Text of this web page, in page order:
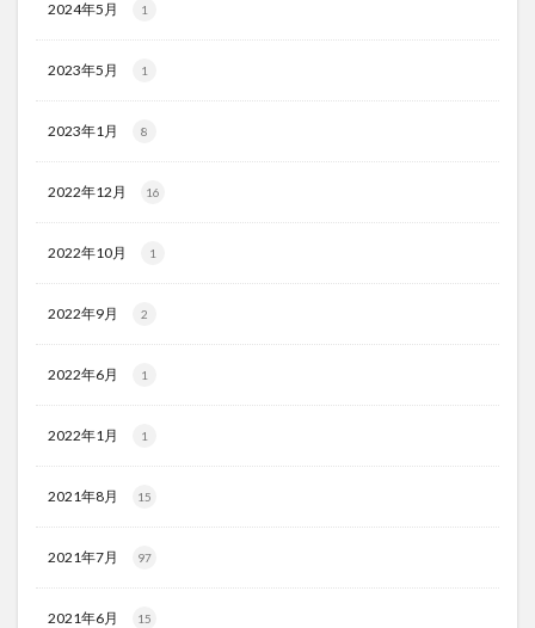
2024年5月 1
2023年5月 1
2023年1月 8
2022年12月 16
2022年10月 1
2022年9月 2
2022年6月 1
2022年1月 1
2021年8月 15
2021年7月 97
2021年6月 15